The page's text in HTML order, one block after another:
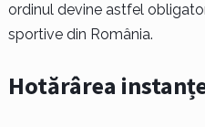
ordinul devine astfel
sportive din România.
Hotărârea